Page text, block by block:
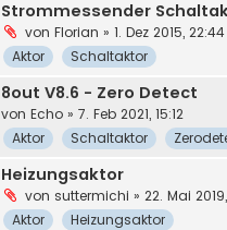
Strommessender
von Florian » 1. Dez 2015, 22:44
Aktor Schaltaktor
8out V8.6 - Zero Detect
von Echo » 7. Feb 2021, 15:12
Aktor
Schaltaktor
Heizungsaktor
von suttermichi » 22. Mai
Aktor Heizungsaktor